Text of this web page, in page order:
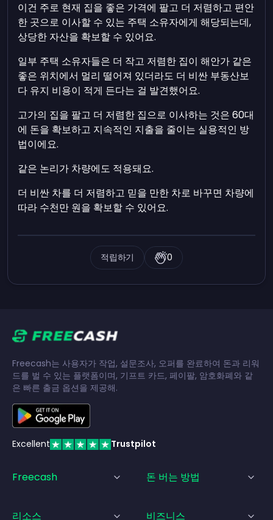
이건 주로 현재 집을 좋은 가격에 팔고 더 저렴하고 편안
한 곳으로 이사할 수 있는 주택 소유자에게 해당되는데,
상당한 자산을 확보할 수 있어요.
일부 주택 소유자들은 더 작고 저렴한 집이 해안가 같은
좋은 위치에서 멀리 떨어져 있더라도 더 비싼 부동산보
다 유지 비용이 적게 든다는 걸 발견했어요.
고가의 집을 팔고 더 저렴한 집으로 이사하는 것은 60대
에 돈을 확보하고 지속적인 지출을 줄이는 실용적인 방
법이에요.
같은 논리가 차량에도 적용돼요.
더 비싼 차를 더 저렴하고 믿을 만한 차로 바꾸면 차량에
따라 수천만 원을 확보할 수 있어요.
적립하기 0
Freecash는 사용자가 작업, 설문조사, 오퍼를 완료하여 돈과 리워
드를 벌 수 있는 플랫폼이며, 기프트 카드, 페이팔, 암호화폐와 같
은 빠른 출금 옵션을 제공해.
Excellent Trustpilot
Freecash 돈 버는 방법
리소스 비즈니스